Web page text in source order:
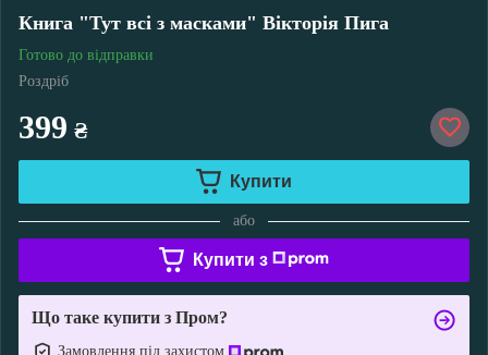
Книга "Тут всі з масками" Вікторія Пига
Готово до відправки
Роздріб
399 ₴
Купити
або
Купити з
Що таке купити з Пром?
Замовлення під захистом